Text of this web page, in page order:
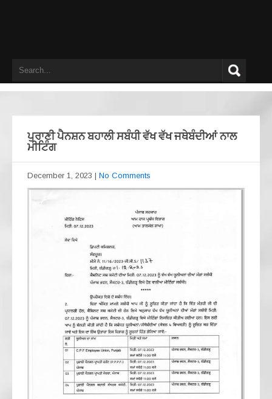
ਪੁਰਾਣੀ ਪੈਨਸ਼ਨ ਬਹਾਲੀ ਸਬੰਧੀ ਵੱਖ ਵੱਖ ਜਥੇਬੰਦੀਆਂ ਨਾਲ
ਮੀਟਿੰਗ
December 1, 2023 | No Comments